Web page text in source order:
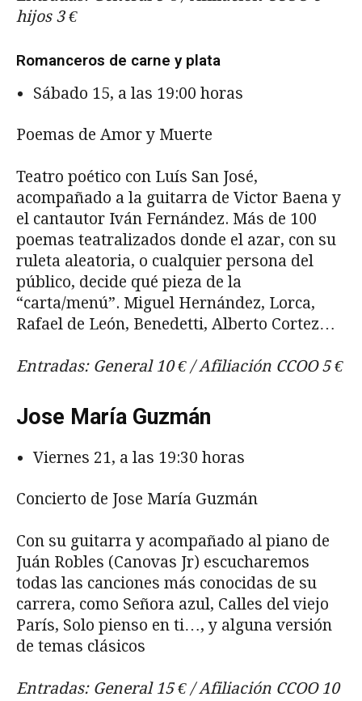
hijos 3 €
Romanceros de carne y plata
Sábado 15, a las 19:00 horas
Poemas de Amor y Muerte
Teatro poético con Luís San José,
acompañado a la guitarra de Victor Baena y
el cantautor Iván Fernández. Más de 100
poemas teatralizados donde el azar, con su
ruleta aleatoria, o cualquier persona del
público, decide qué pieza de la
“carta/menú”. Miguel Hernández, Lorca,
Rafael de León, Benedetti, Alberto Cortez…
Entradas: General 10 € / Afiliación CCOO 5 €
Jose María Guzmán
Viernes 21, a las 19:30 horas
Concierto de Jose María Guzmán
Con su guitarra y acompañado al piano de
Juán Robles (Canovas Jr) escucharemos
todas las canciones más conocidas de su
carrera, como Señora azul, Calles del viejo
París, Solo pienso en ti…, y alguna versión
de temas clásicos
Entradas: General 15 € / Afiliación CCOO 10